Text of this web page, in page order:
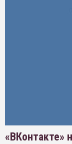
«ВКонтакте»